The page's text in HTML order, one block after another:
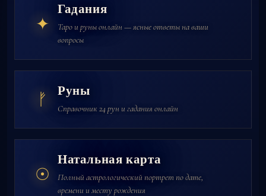
✦
Гадания
Таро и руны онлайн — ясные ответы на ваши
вопросы
ᚠ Руны
Справочник 24 рун и гадания онлайн
☉
Натальная карта
Полный астрологический портрет по дате,
времени и месту рождения